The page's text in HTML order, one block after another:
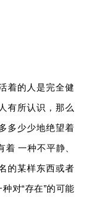
着的人是完全健
有所认识，那么
多少少地绝望着
一种不平静、
的某样东西或者
对“存在”的可能